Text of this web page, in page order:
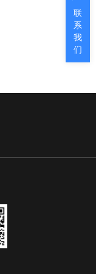
联
系
我
们